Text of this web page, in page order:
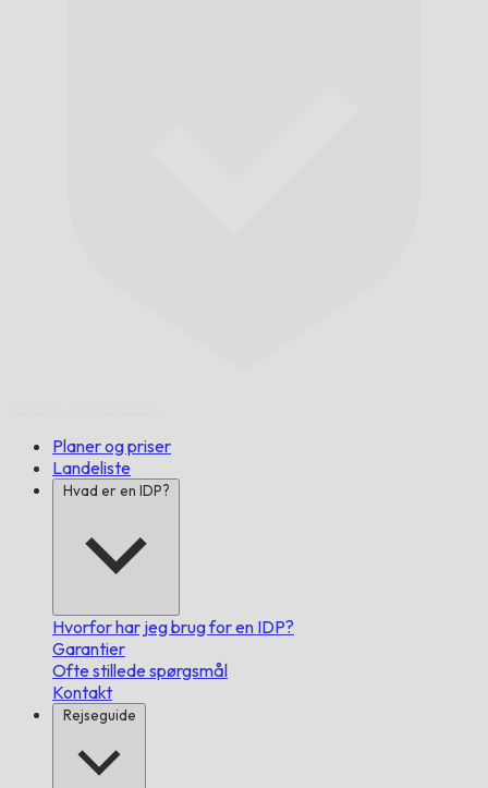
Planer og priser
Landeliste
Hvad er en IDP?
Hvorfor har jeg brug for en IDP?
Garantier
Ofte stillede spørgsmål
Kontakt
Rejseguide